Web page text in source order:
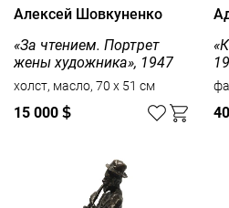
Алексей Шовкуненко
«За чтением. Портрет
жены художника», 1947
холст, масло, 70 x 51 см
15 000 $